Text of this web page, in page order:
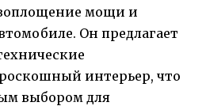
мощи и
Он предлагает
интерьер, что
выбором для